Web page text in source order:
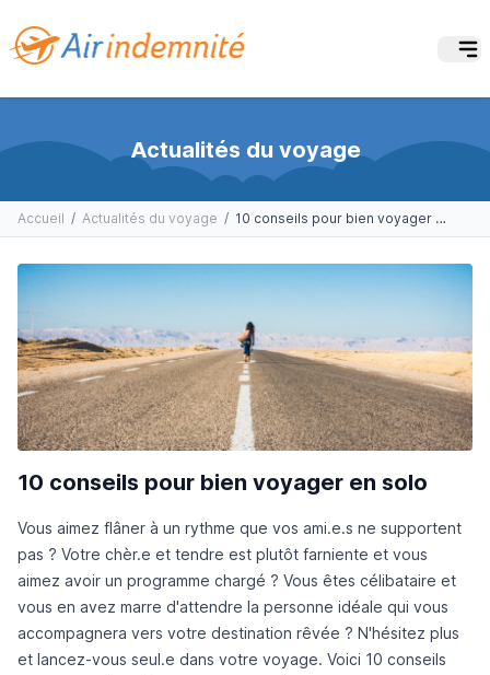
Actualités du voyage
Accueil / Actualités du voyage / 10 conseils pour bien voyager en solo
10 conseils pour bien voyager en solo
Vous aimez flâner à un rythme que vos ami.e.s ne supportent
pas ? Votre chèr.e et tendre est plutôt farniente et vous
aimez avoir un programme chargé ? Vous êtes célibataire et
vous en avez marre d'attendre la personne idéale qui vous
accompagnera vers votre destination rêvée ? N'hésitez plus
et lancez-vous seul.e dans votre voyage. Voici 10 conseils